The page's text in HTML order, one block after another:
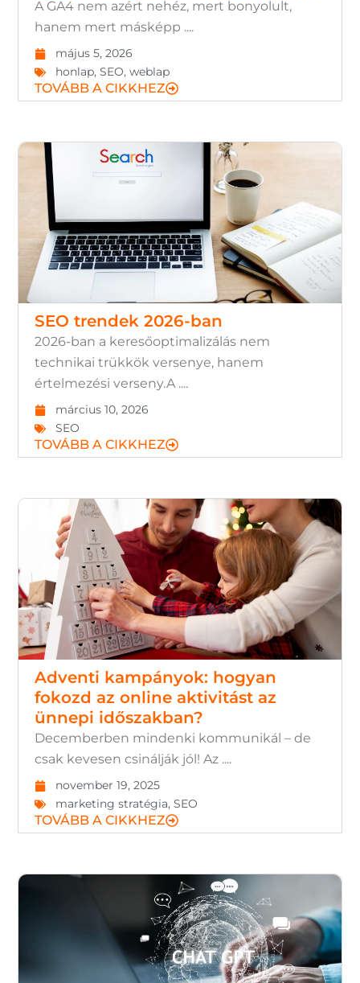
A GA4 nem azért nehéz, mert bonyolult,
hanem mert másképp ....
május 5, 2026
honlap,SEO,weblap
TOVÁBB A CIKKHEZ
SEO trendek 2026-ban
2026-ban a keresőoptimalizálás nem
technikai trükkök versenye, hanem
értelmezési verseny.A ....
március 10, 2026
SEO
TOVÁBB A CIKKHEZ
Adventi kampányok: hogyan
fokozd az online aktivitást az
ünnepi időszakban?
Decemberben mindenki kommunikál – de
csak kevesen csinálják jól! Az ....
november 19, 2025
marketing stratégia,SEO
TOVÁBB A CIKKHEZ